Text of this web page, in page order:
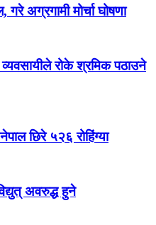
अग्रगामी मोर्चा घोषणा
रोके श्रमिक पठाउने
छिरे ५२६ रोहिंग्या
अवरुद्ध हुने